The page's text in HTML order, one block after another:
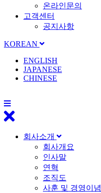
온라인문의
고객센터
공지사항
KOREAN
ENGLISH
JAPANESE
CHINESE
회사소개
회사개요
인사말
연혁
조직도
사훈 및 경영이념